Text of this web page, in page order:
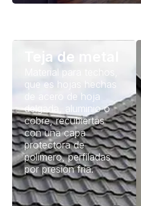
Teja de metal
Material para techos,
que es hojas hechas
de acero de hoja
delgada, aluminio o
cobre, recubiertas
con una capa
protectora de
polímero, perfiladas
por presión fría.